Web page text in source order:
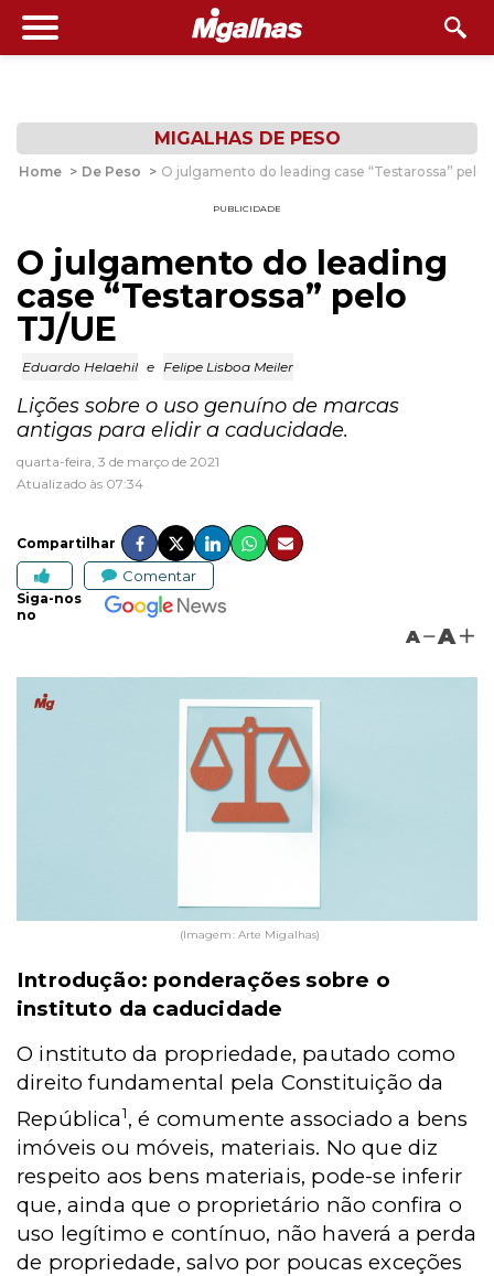
MIGALHAS DE PESO
Home > De Peso > O julgamento do leading case “Testarossa” pelo
PUBLICIDADE
O julgamento do leading
case “Testarossa” pelo
TJ/UE
Eduardo Helaehil e Felipe Lisboa Meiler
Lições sobre o uso genuíno de marcas
antigas para elidir a caducidade.
quarta-feira, 3 de março de 2021
Atualizado às 07:34
Compartilhar
Comentar
Siga-nos
no
A A
(Imagem: Arte Migalhas)
Introdução: ponderações sobre o
instituto da caducidade
O instituto da propriedade, pautado como
direito fundamental pela Constituição da
República1, é comumente associado a bens
imóveis ou móveis, materiais. No que diz
respeito aos bens materiais, pode-se inferir
que, ainda que o proprietário não confira o
uso legítimo e contínuo, não haverá a perda
de propriedade, salvo por poucas exceções